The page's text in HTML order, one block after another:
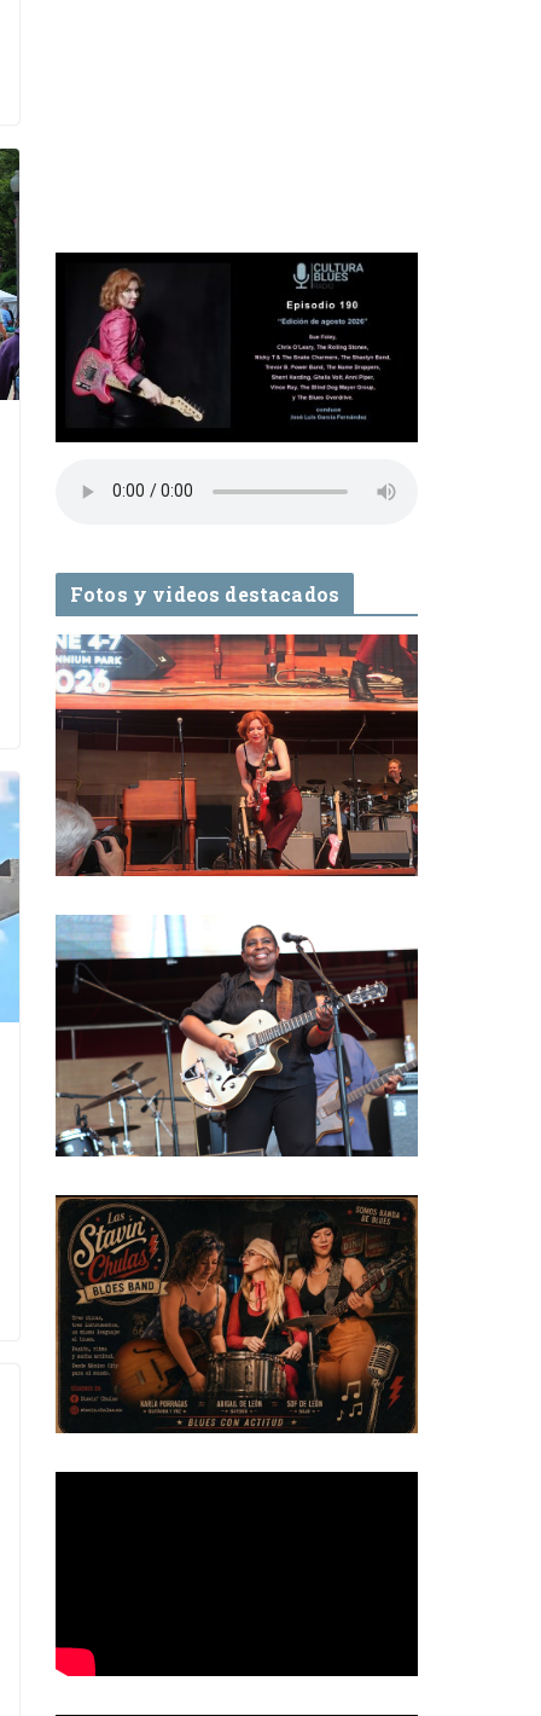
Fotos y videos destacados